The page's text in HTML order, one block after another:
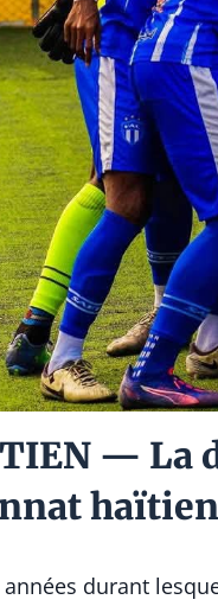
— La
durant